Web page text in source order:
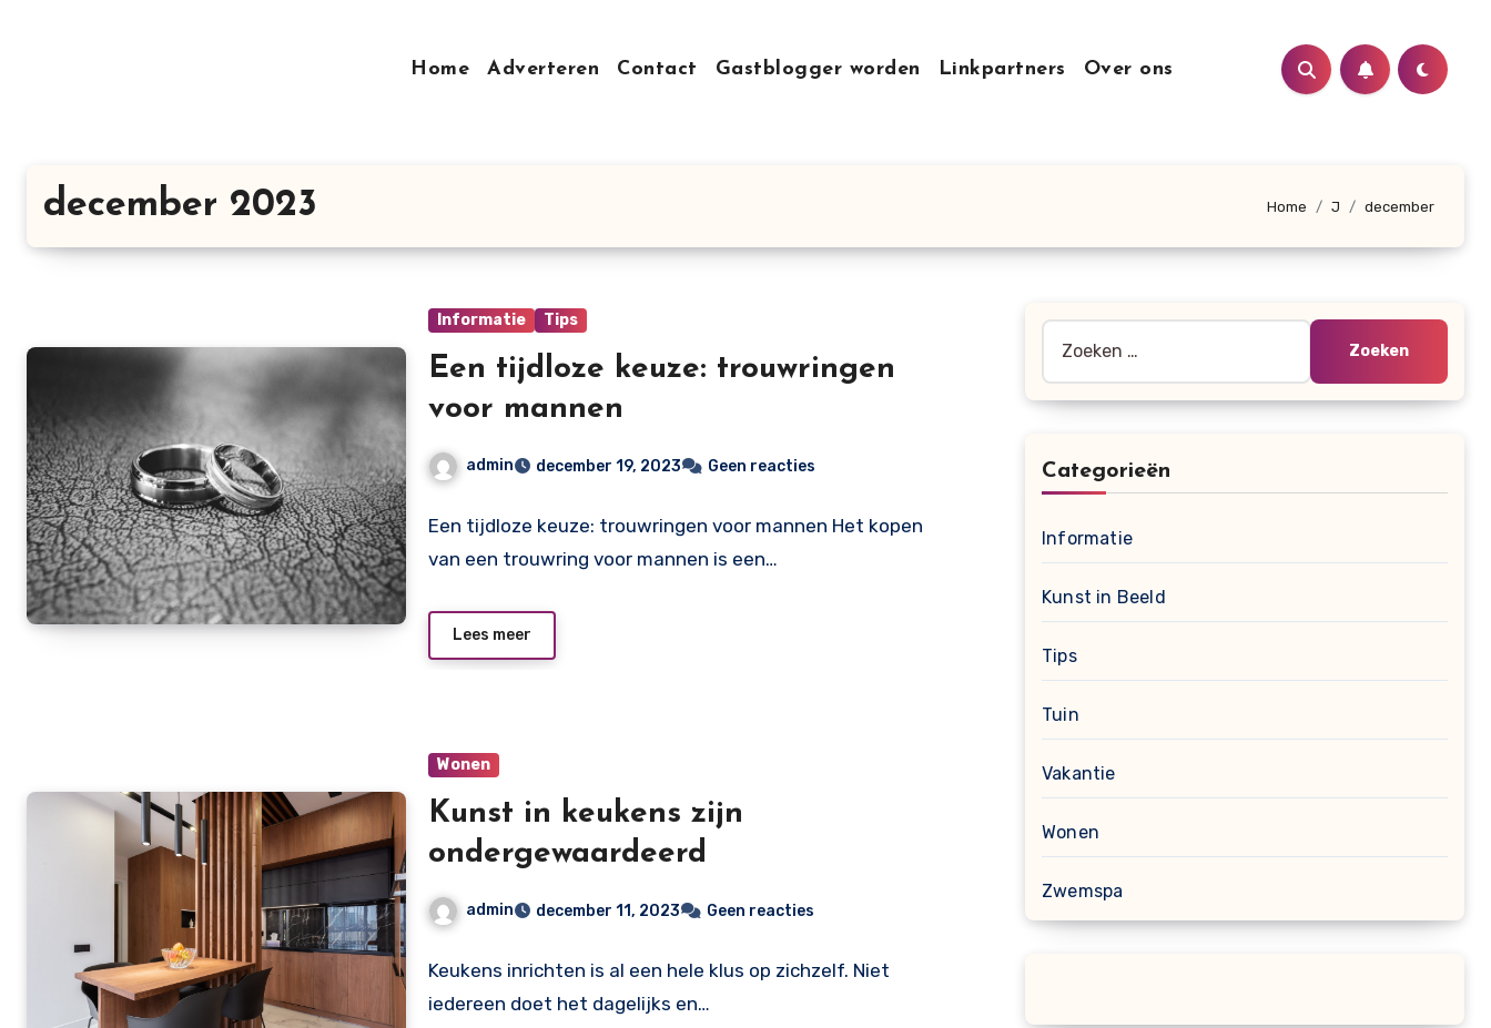
Home Adverteren Contact Gastblogger worden Linkpartners Over ons
december 2023 Home J december
Informatie Tips
Een tijdloze keuze: trouwringen
voor mannen
admin december 19, 2023 Geen reacties
Een tijdloze keuze: trouwringen voor mannen Het kopen
van een trouwring voor mannen is een…
Lees meer
Wonen
Kunst in keukens zijn
ondergewaardeerd
admin december 11, 2023 Geen reacties
Keukens inrichten is al een hele klus op zichzelf. Niet
iedereen doet het dagelijks en…
naar:
Categorieën
Informatie
Kunst in Beeld
Tips
Tuin
Vakantie
Wonen
Zwemspa